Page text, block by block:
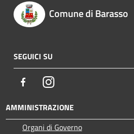
Comune di Barasso
SEGUICI SU
FacebookInstagram
AMMINISTRAZIONE
Organi di Governo